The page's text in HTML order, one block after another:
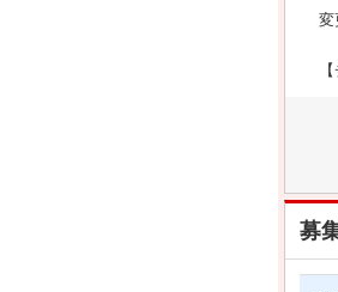
変
募